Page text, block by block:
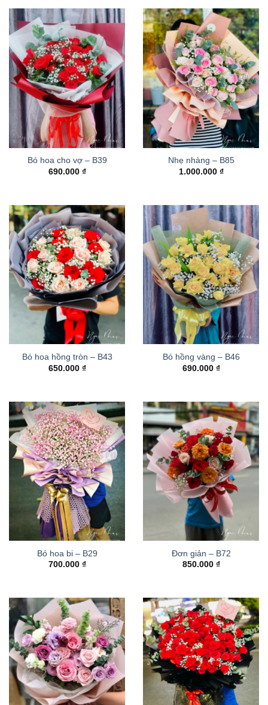
Bó hoa cho vợ – B39
690.000 ₫
Nhẹ nhàng – B85
1.000.000 ₫
Bó hoa hồng tròn – B43
650.000 ₫
Bó hồng vàng – B46
690.000 ₫
Bó hoa bi – B29
700.000 ₫
Đơn giản – B72
850.000 ₫